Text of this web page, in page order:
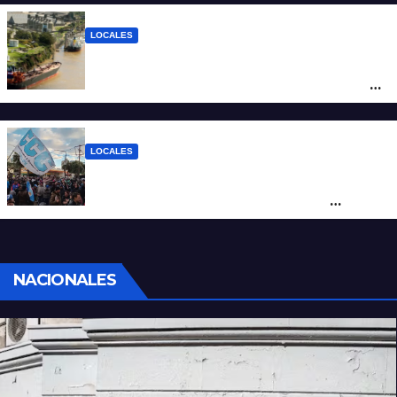
LOCALES
posicionar los puertos del sur de Santa Fe
como salida para las exportaciones
LOCALES
sociales y sindicales
NACIONALES